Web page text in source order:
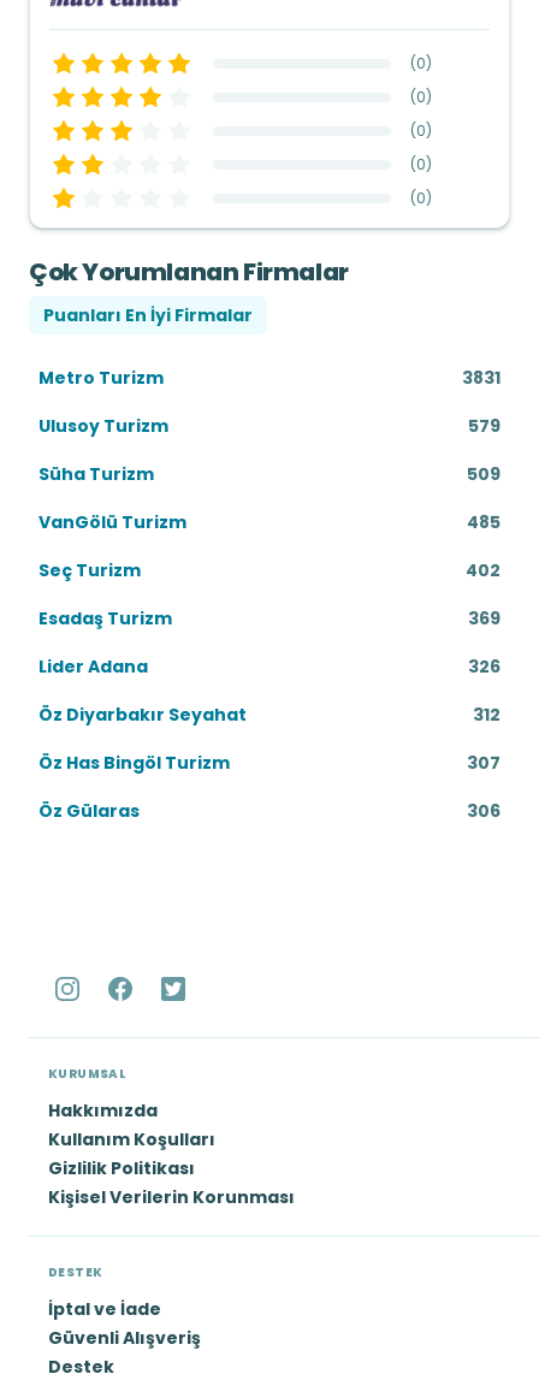
(0)
(0)
(0)
(0)
(0)
Çok Yorumlanan Firmalar
Puanları En İyi Firmalar
Metro Turizm
3831
Ulusoy Turizm
579
Süha Turizm
509
VanGölü Turizm
485
Seç Turizm
402
Esadaş Turizm
369
Lider Adana
326
Öz Diyarbakır Seyahat
312
Öz Has Bingöl Turizm
307
Öz Gülaras
306
KURUMSAL
Hakkımızda
Kullanım Koşulları
Gizlilik Politikası
Kişisel Verilerin Korunması
DESTEK
İptal ve İade
Güvenli Alışveriş
Destek